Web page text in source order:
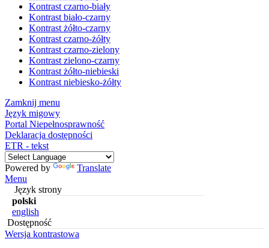
Kontrast czarno-biały
Kontrast biało-czarny
Kontrast żółto-czarny
Kontrast czarno-żółty
Kontrast czarno-zielony
Kontrast zielono-czarny
Kontrast żółto-niebieski
Kontrast niebiesko-żółty
Zamknij menu
Język migowy
Portal Niepełnosprawność
Deklaracja dostępności
ETR - tekst
Powered by
Translate
Menu
Język strony
polski
english
Dostępność
Wersja kontrastowa